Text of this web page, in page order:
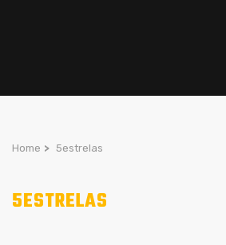
Home > 5estrelas
5ESTRELAS